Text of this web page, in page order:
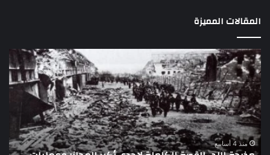
المقالات المميزة
راضي
عبدالمعطي
يكتب:
30
يونيو
–
منذ 4 أسابيع